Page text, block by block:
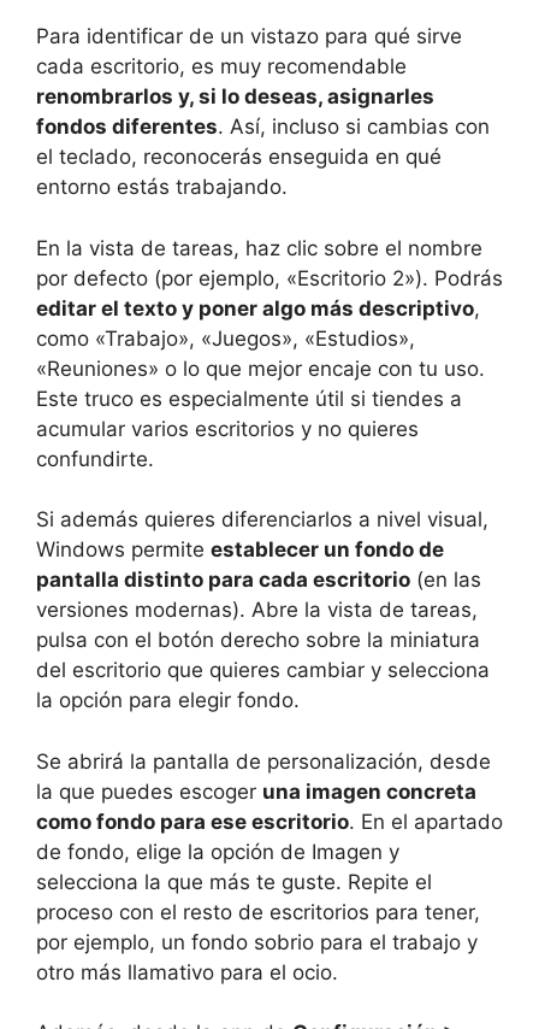
Para identificar de un vistazo para qué sirve
cada escritorio, es muy recomendable
renombrarlos y, si lo deseas, asignarles
fondos diferentes. Así, incluso si cambias con
el teclado, reconocerás enseguida en qué
entorno estás trabajando.
En la vista de tareas, haz clic sobre el nombre
por defecto (por ejemplo, «Escritorio 2»). Podrás
editar el texto y poner algo más descriptivo,
como «Trabajo», «Juegos», «Estudios»,
«Reuniones» o lo que mejor encaje con tu uso.
Este truco es especialmente útil si tiendes a
acumular varios escritorios y no quieres
confundirte.
Si además quieres diferenciarlos a nivel visual,
Windows permite establecer un fondo de
pantalla distinto para cada escritorio (en las
versiones modernas). Abre la vista de tareas,
pulsa con el botón derecho sobre la miniatura
del escritorio que quieres cambiar y selecciona
la opción para elegir fondo.
Se abrirá la pantalla de personalización, desde
la que puedes escoger una imagen concreta
como fondo para ese escritorio. En el apartado
de fondo, elige la opción de Imagen y
selecciona la que más te guste. Repite el
proceso con el resto de escritorios para tener,
por ejemplo, un fondo sobrio para el trabajo y
otro más llamativo para el ocio.